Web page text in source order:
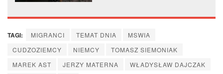
TAGI: MIGRANCI TEMAT DNIA
MSWIA
CUDZOZIEMCY
NIEMCY
TOMASZ SIEMONIAK
MAREK AST
JERZY MATERNA
WŁADYSŁAW DAJCZAK